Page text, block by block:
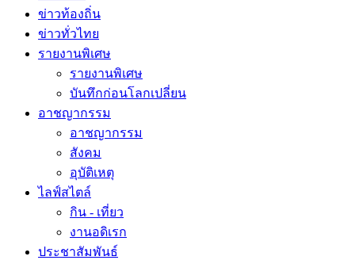
ข่าวท้องถิ่น
ข่าวทั่วไทย
รายงานพิเศษ
รายงานพิเศษ
บันทึกก่อนโลกเปลี่ยน
อาชญากรรม
อาชญากรรม
สังคม
อุบัติเหตุ
ไลฟ์สไตล์
กิน - เที่ยว
งานอดิเรก
ประชาสัมพันธ์